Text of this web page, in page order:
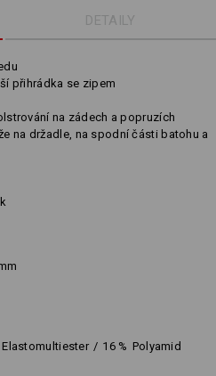
DETAILY
přihrádka se zipem
na zádech a popruzích
na držadle, na spodní části batohu a
Elastomultiester / 16 % Polyamid